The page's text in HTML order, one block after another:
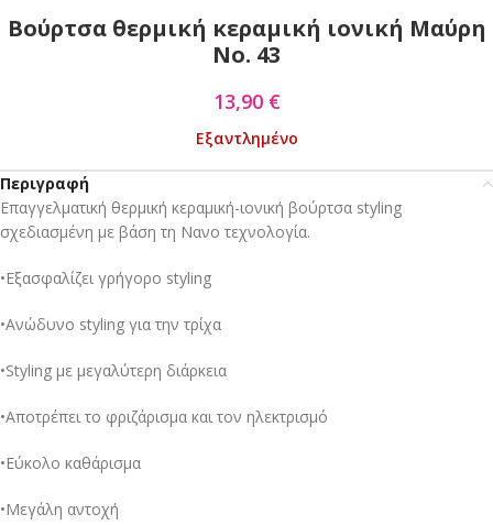
Βούρτσα θερμική κεραμική ιονική Μαύρη
No. 43
13,90 €
Εξαντλημένο
Περιγραφή
Επαγγελματική θερμική κεραμική-ιονική βούρτσα styling
σχεδιασμένη με βάση τη Νανο τεχνολογία.
•Εξασφαλίζει γρήγορο styling
•Ανώδυνο styling για την τρίχα
•Styling με μεγαλύτερη διάρκεια
•Αποτρέπει το φριζάρισμα και τον ηλεκτρισμό
•Εύκολο καθάρισμα
•Μεγάλη αντοχή